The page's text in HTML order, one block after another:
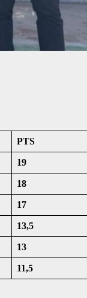
PTS
19
18
17
13,5
13
11,5